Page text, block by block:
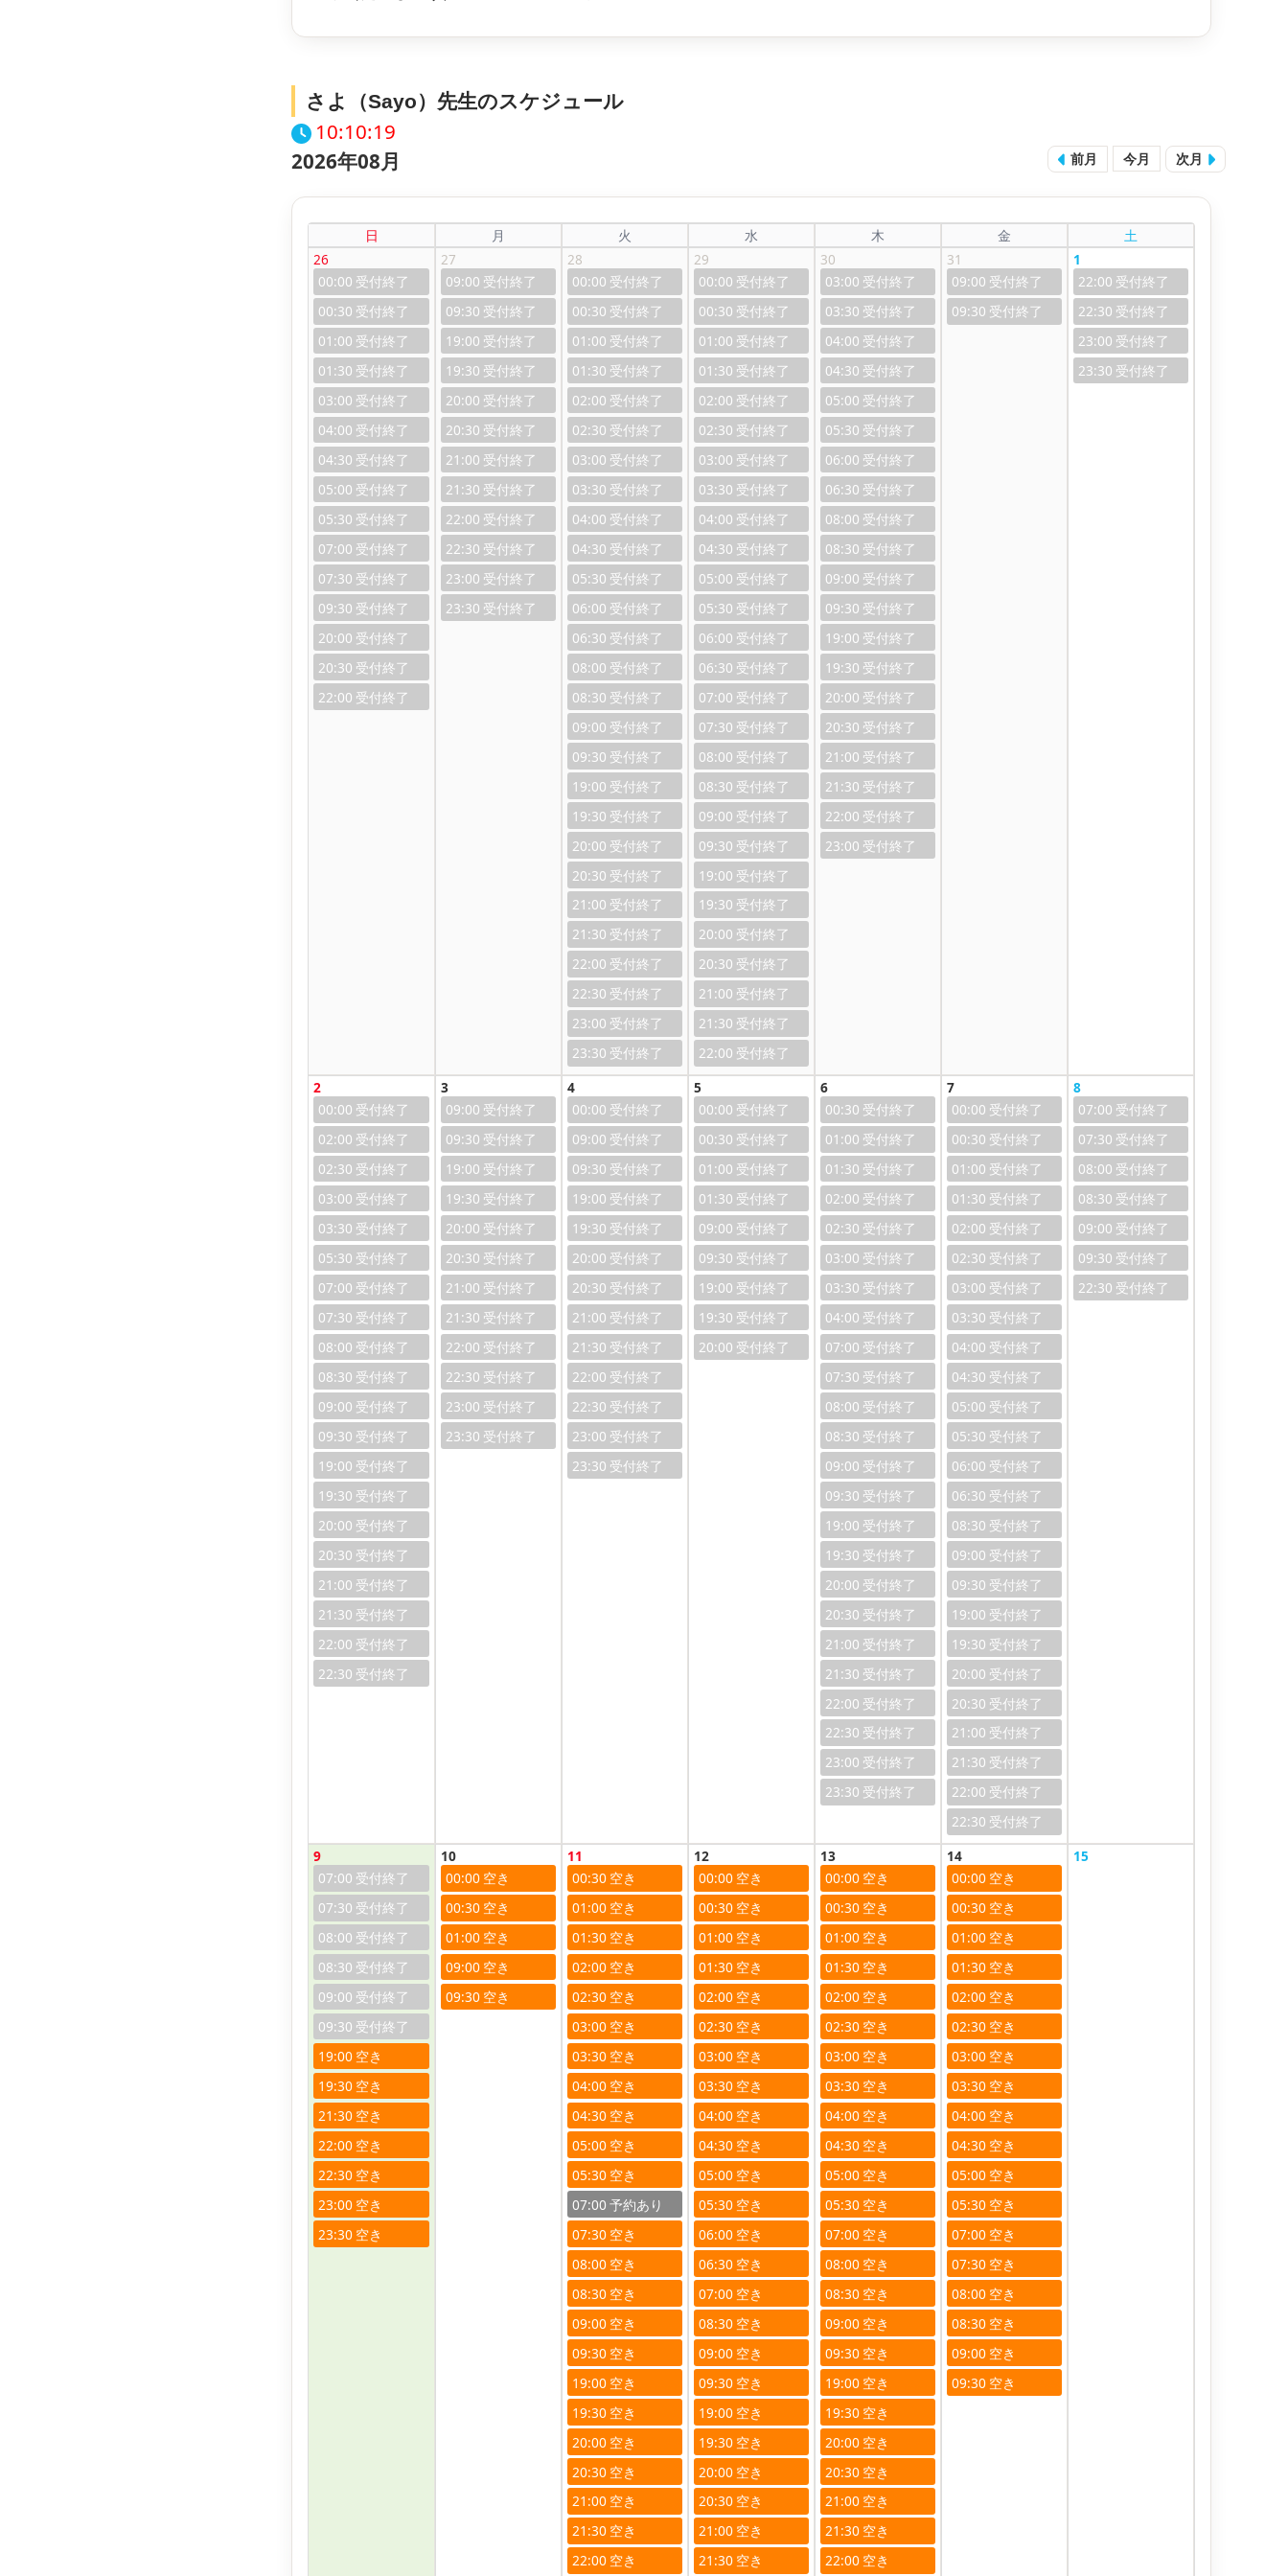
さよ（Sayo）先生のスケジュール
10:10:20
2026年08月
前月 今月 次月
日 月 火 水 木 金
土
26
00:00
00:30
01:00
01:30
03:00
04:00
04:30
05:00
05:30
07:00
07:30
09:30
20:00
20:30
22:00
27
09:00
09:30
19:00
19:30
20:00
20:30
21:00
21:30
22:00
22:30
23:00
23:30
28
00:00
00:30
01:00
01:30
02:00
02:30
03:00
03:30
04:00
04:30
05:30
06:00
06:30
08:00
08:30
09:00
09:30
19:00
19:30
20:00
20:30
21:00
21:30
22:00
22:30
23:00
23:30
29
00:00
00:30
01:00
01:30
02:00
02:30
03:00
03:30
04:00
04:30
05:00
05:30
06:00
06:30
07:00
07:30
08:00
08:30
09:00
09:30
19:00
19:30
20:00
20:30
21:00
21:30
22:00
30
03:00
03:30
04:00
04:30
05:00
05:30
06:00
06:30
08:00
08:30
09:00
09:30
19:00
19:30
20:00
20:30
21:00
21:30
22:00
23:00
31
09:00
09:30
1
22:00
22:30
23:00
23:30
2
00:00
02:00
02:30
03:00
03:30
05:30
07:00
07:30
08:00
08:30
09:00
09:30
19:00
19:30
20:00
20:30
21:00
21:30
22:00
22:30
3
09:00
09:30
19:00
19:30
20:00
20:30
21:00
21:30
22:00
22:30
23:00
23:30
4
00:00
09:00
09:30
19:00
19:30
20:00
20:30
21:00
21:30
22:00
22:30
23:00
23:30
5
00:00
00:30
01:00
01:30
09:00
09:30
19:00
19:30
20:00
6
00:30
01:00
01:30
02:00
02:30
03:00
03:30
04:00
07:00
07:30
08:00
08:30
09:00
09:30
19:00
19:30
20:00
20:30
21:00
21:30
22:00
22:30
23:00
23:30
7
00:00
00:30
01:00
01:30
02:00
02:30
03:00
03:30
04:00
04:30
05:00
05:30
06:00
06:30
08:30
09:00
09:30
19:00
19:30
20:00
20:30
21:00
21:30
22:00
22:30
8
07:00
07:30
08:00
08:30
09:00
09:30
22:30
9
07:00
07:30
08:00
08:30
09:00
09:30
19:00
19:30
21:30
22:00
22:30
23:00
23:30
10
00:00
00:30
01:00
09:00
09:30
11
00:30
01:00
01:30
02:00
02:30
03:00
03:30
04:00
04:30
05:00
05:30
07:00
07:30
08:00
08:30
09:00
09:30
19:00
19:30
20:00
20:30
21:00
21:30
22:00
12
00:00
00:30
01:00
01:30
02:00
02:30
03:00
03:30
04:00
04:30
05:00
05:30
06:00
06:30
07:00
08:30
09:00
09:30
19:00
19:30
20:00
20:30
21:00
21:30
13
00:00
00:30
01:00
01:30
02:00
02:30
03:00
03:30
04:00
04:30
05:00
05:30
07:00
08:00
08:30
09:00
09:30
19:00
19:30
20:00
20:30
21:00
21:30
22:00
14
00:00
00:30
01:00
01:30
02:00
02:30
03:00
03:30
04:00
04:30
05:00
05:30
07:00
07:30
08:00
08:30
09:00
09:30
15